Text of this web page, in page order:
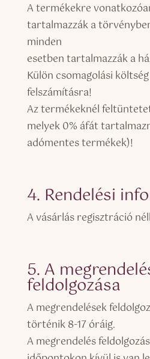
A termékekre
tartalmazzák a
minden
esetben tartalmazzák a
Külön csomagolási
felszámításra!
Az termékeknél
melyek 0% áfát
adómentes termékek)!
4. Rendelési
A vásárlás regisztráció
5. A
feldolgozása
A megrendelések
történik 8-17 óráig.
A megrendelés